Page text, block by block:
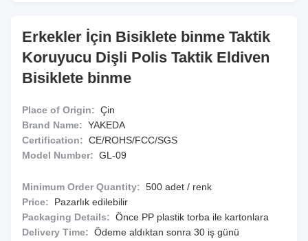
Erkekler İçin Bisiklete binme Taktik
Koruyucu Dişli Polis Taktik Eldiven
Bisiklete binme
Place of Origin: Çin
Brand Name: YAKEDA
Certification: CE/ROHS/FCC/SGS
Model Number: GL-09
Minimum Order Quantity: 500 adet / renk
Price:
Pazarlık edilebilir
Packaging Details: Önce PP plastik torba ile kartonlara
Delivery Time: Ödeme aldıktan sonra 30 iş günü